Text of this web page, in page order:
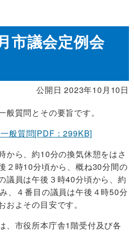
市議会定例会
公開日 2023年10月10日
質問とその要旨です。
般質問[PDF：299KB]
から、約10分の換気休憩をはさ
２時10分頃から、概ね30分間の
議員は午後３時40分頃から、約
、４番目の議員は午後４時50分
よその目安です。
、市役所本庁舎1階受付及び各